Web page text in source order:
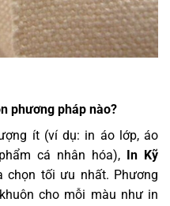
phương pháp nào?
ít (ví dụ: in áo lớp, áo
cá nhân hóa),
In Kỹ
chọn tối ưu nhất. Phương
cho mỗi màu như in